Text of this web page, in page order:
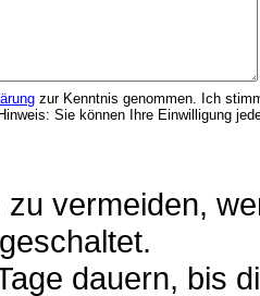
zur Kenntnis genommen. Ich
Sie können Ihre Einwilligung
vermeiden,
dauern, bis